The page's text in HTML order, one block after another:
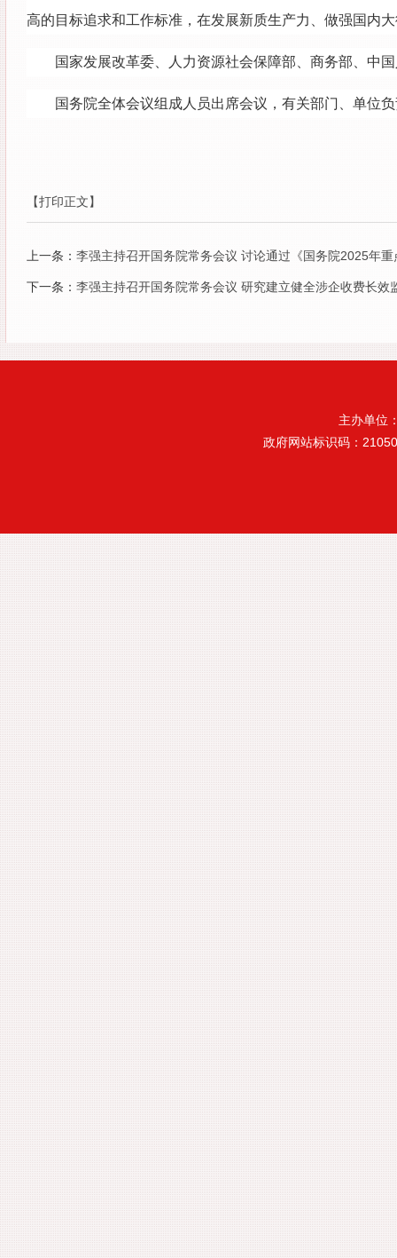
高的目标追求和工作标准，在发展新质生产力、做强国内
国家发展改革委、人力资源社会保障部、商务部、中
国务院全体会议组成人员出席会议，有关部门、单位
【打印正文】
上一条： 李强主持召开国务院常务会议 讨论通过《国务院2025年
下一条： 李强主持召开国务院常务会议 研究建立健全涉企收费长效
主办单位
政府网站标识码：